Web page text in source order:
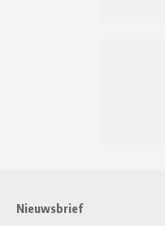
Nieuwsbrief